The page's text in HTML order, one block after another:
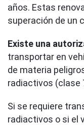
años. Estas
superación de un
Existe una
transportar en
de materia
radiactivos (clase
Si se requiere
radiactivos o si el